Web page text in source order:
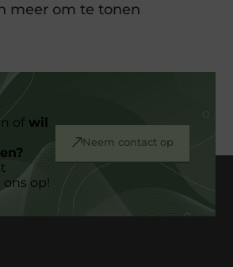
meer om te tonen
ofwil
op!
Neem contact op